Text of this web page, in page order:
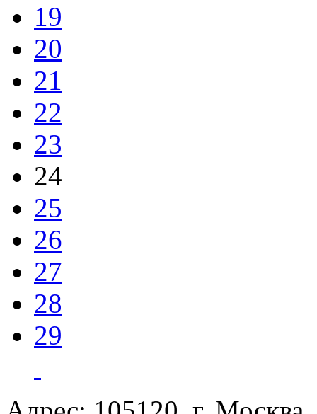
19
20
21
22
23
24
25
26
27
28
29